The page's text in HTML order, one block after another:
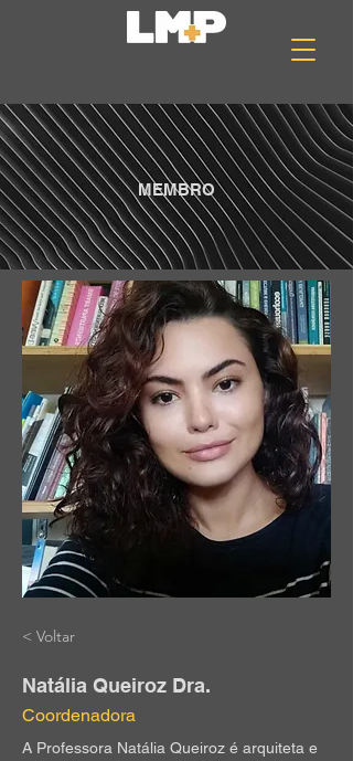
MEMBRO
< Voltar
Natália Queiroz Dra.
Coordenadora
A Professora Natália Queiroz é arquiteta e